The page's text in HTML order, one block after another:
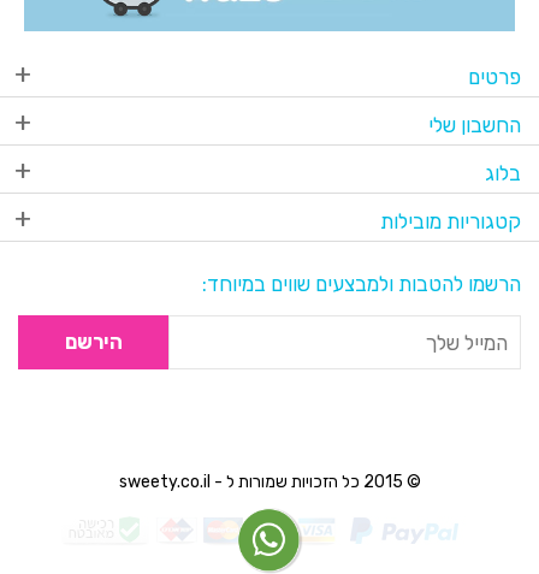
פרטים
החשבון שלי
בלוג
קטגוריות מובילות
הרשמו להטבות ולמבצעים שווים במיוחד:
הירשם
© 2015 כל הזכויות שמורות ל - sweety.co.il